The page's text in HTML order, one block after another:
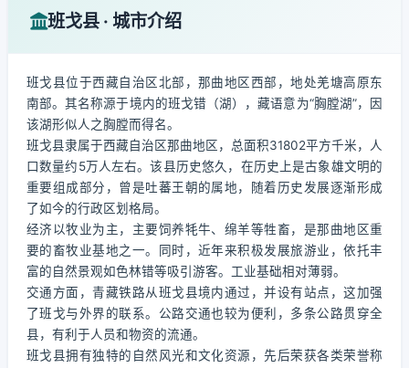
班戈县 · 城市介绍
班戈县位于西藏自治区北部，那曲地区西部，地处羌塘高原东
南部。其名称源于境内的班戈错（湖），藏语意为“胸膛湖”，因
该湖形似人之胸膛而得名。
班戈县隶属于西藏自治区那曲地区，总面积31802平方千米，人
口数量约5万人左右。该县历史悠久，在历史上是古象雄文明的
重要组成部分，曾是吐蕃王朝的属地，随着历史发展逐渐形成
了如今的行政区划格局。
经济以牧业为主，主要饲养牦牛、绵羊等牲畜，是那曲地区重
要的畜牧业基地之一。同时，近年来积极发展旅游业，依托丰
富的自然景观如色林错等吸引游客。工业基础相对薄弱。
交通方面，青藏铁路从班戈县境内通过，并设有站点，这加强
了班戈与外界的联系。公路交通也较为便利，多条公路贯穿全
县，有利于人员和物资的流通。
班戈县拥有独特的自然风光和文化资源，先后荣获各类荣誉称